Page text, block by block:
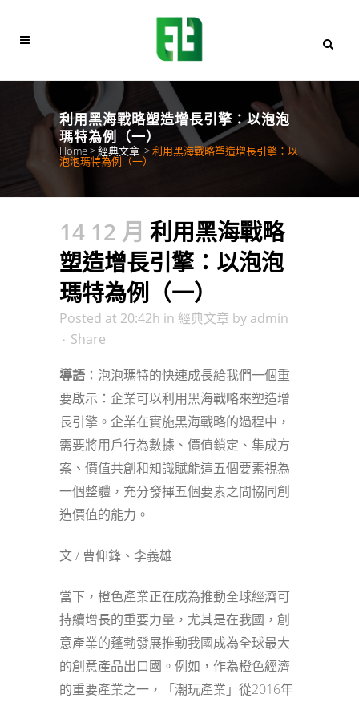
利用黑海戰略塑造增長引擎：以泡泡
瑪特為例（一）
Home>經典文章 >利用黑海戰略塑造增長引擎：以
泡泡瑪特為例（一）
14 12 月 利用黑海戰略
塑造增長引擎：以泡泡
瑪特為例（一）
Posted at 20:42h in 經典文章 by admin
Share
導語 ：泡泡瑪特的快速成長給我們一個重
要啟示：企業可以利用黑海戰略來塑造增
長引擎。企業在實施黑海戰略的過程中，
需要將用戶行為數據、價值鎖定、集成方
案、價值共創和知識賦能這五個要素視為
一個整體，充分發揮五個要素之間協同創
造價值的能力。
文 / 曹仰鋒、李義雄
當下，橙色產業正在成為推動全球經濟可
持續增長的重要力量，尤其是在我國，創
意產業的蓬勃發展推動我國成為全球最大
的創意產品出口國。例如，作為橙色經濟
的重要產業之一，「潮玩產業」從2016年